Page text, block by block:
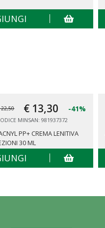
22,50 € 13,30 -41%
MINSAN: 981937372
PP+ CREMA LENITIVA
30 ML